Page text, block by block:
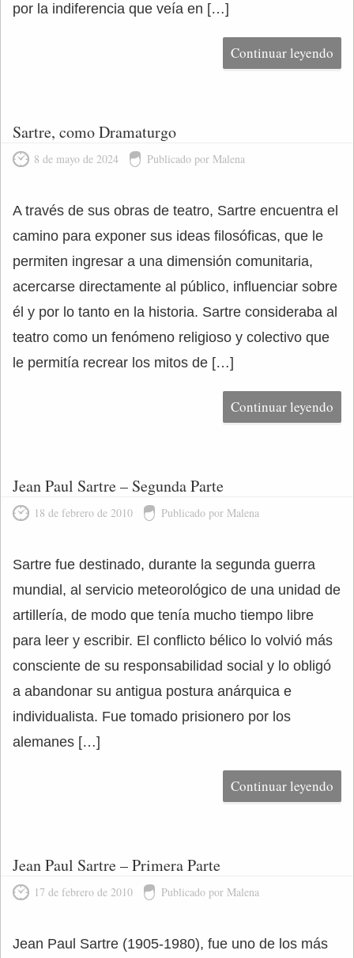
por la indiferencia que veía en […]
Continuar leyendo
Sartre, como Dramaturgo
8 de mayo de 2024 Publicado por Malena
A través de sus obras de teatro, Sartre encuentra el
camino para exponer sus ideas filosóficas, que le
permiten ingresar a una dimensión comunitaria,
acercarse directamente al público, influenciar sobre
él y por lo tanto en la historia. Sartre consideraba al
teatro como un fenómeno religioso y colectivo que
le permitía recrear los mitos de […]
Continuar leyendo
Jean Paul Sartre – Segunda Parte
18 de febrero de 2010 Publicado por Malena
Sartre fue destinado, durante la segunda guerra
mundial, al servicio meteorológico de una unidad de
artillería, de modo que tenía mucho tiempo libre
para leer y escribir. El conflicto bélico lo volvió más
consciente de su responsabilidad social y lo obligó
a abandonar su antigua postura anárquica e
individualista. Fue tomado prisionero por los
alemanes […]
Continuar leyendo
Jean Paul Sartre – Primera Parte
17 de febrero de 2010 Publicado por Malena
Jean Paul Sartre (1905-1980), fue uno de los más